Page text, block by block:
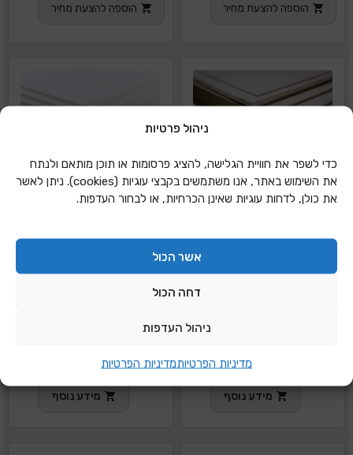
ניהול פרטיות
כדי לשפר את חוויית הגלישה, להציג פרסומות או תוכן מותאם ולנתח
את השימוש באתר, אנו משתמשים בקבצי עוגיות (cookies). ניתן לאשר
את כולן, לדחות עוגיות שאינן הכרחיות, או לבחור העדפות.
אשר הכול
דחה הכול
ניהול העדפות
מדיניות הפרטיותמדיניות הפרטיות
הוספה להצעת מחיר הוספה להצעת מחיר
לבחירה
מידע נוסף
לבחירה
מידע נוסף